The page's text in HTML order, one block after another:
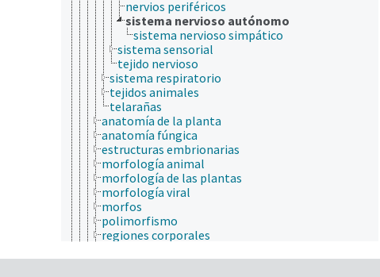
nervios periféricos
sistema nervioso autónomo
sistema nervioso simpático
sistema sensorial
tejido nervioso
sistema respiratorio
tejidos animales
telarañas
anatomía de la planta
anatomía fúngica
estructuras embrionarias
morfología animal
morfología de las plantas
morfología viral
morfos
polimorfismo
regiones corporales
sistema tegumentario